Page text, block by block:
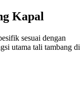
Kapal
sesuai dengan
utama tali tambang di